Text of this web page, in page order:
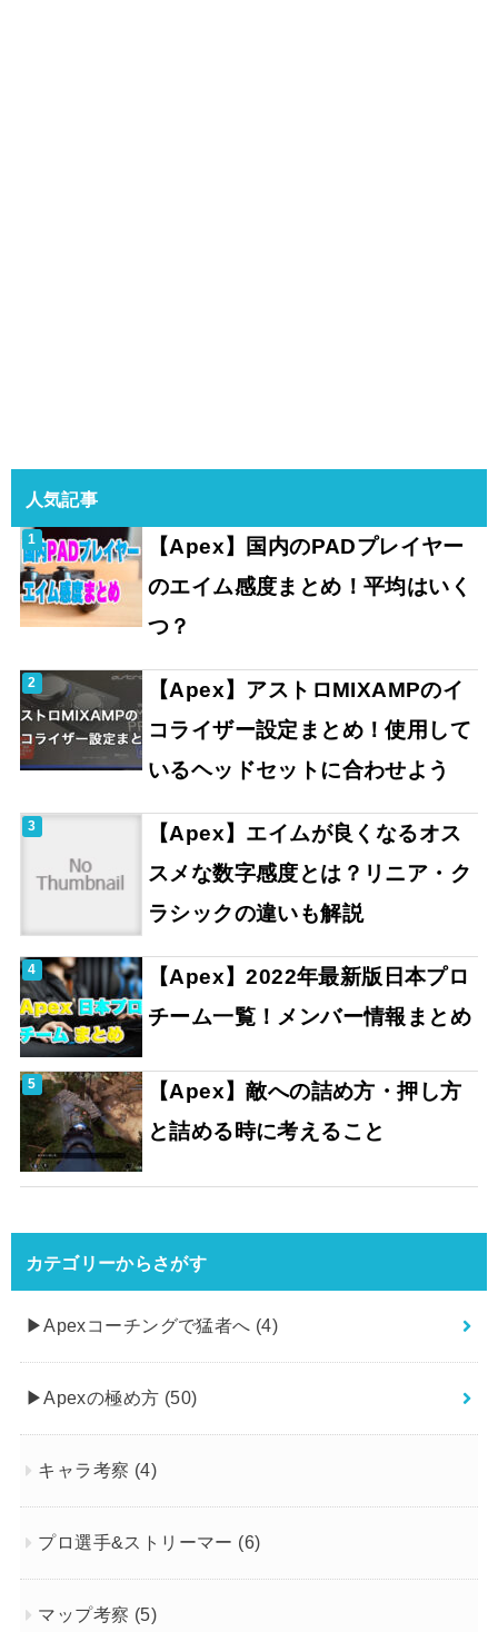
人気記事
【Apex】国内のPADプレイヤー
のエイム感度まとめ！平均はいく
つ？
【Apex】アストロMIXAMPのイ
コライザー設定まとめ！使用して
いるヘッドセットに合わせよう
【Apex】エイムが良くなるオス
スメな数字感度とは？リニア・ク
ラシックの違いも解説
【Apex】2022年最新版日本プロ
チーム一覧！メンバー情報まとめ
【Apex】敵への詰め方・押し方
と詰める時に考えること
カテゴリーからさがす
▶︎Apexコーチングで猛者へ (4)
▶︎Apexの極め方 (50)
キャラ考察 (4)
プロ選手&ストリーマー (6)
マップ考察 (5)